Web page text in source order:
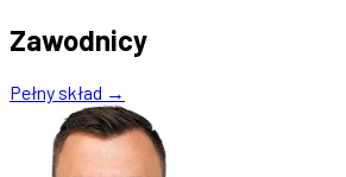
Zawodnicy
Pełny skład →